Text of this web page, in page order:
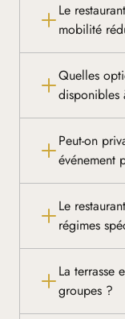
Le
mobilité
Quelles
disponibles
Peut-on
événement
Le
régimes
La terrasse
groupes ?